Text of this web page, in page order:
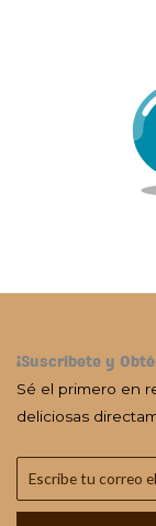
¡Suscríbete y
Sé el primero en
deliciosas